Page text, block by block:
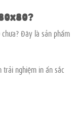
chưa? Đây là sản phẩm
trải nghiệm in ấn sắc